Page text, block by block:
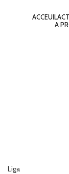
ACCEUIL
A
Liga